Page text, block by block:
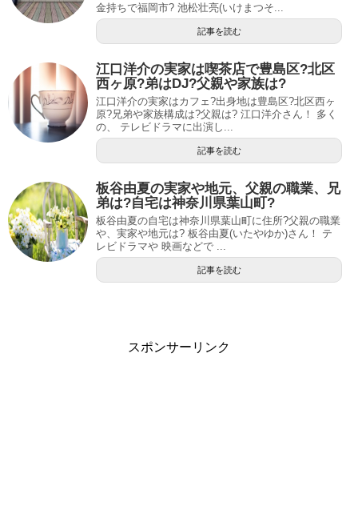
金持ちで福岡市? 池松壮亮(いけまつそ...
記事を読む
江口洋介の実家は喫茶店で豊島区?北区
西ヶ原?弟はDJ?父親や家族は?
江口洋介の実家はカフェ?出身地は豊島区?北区西ヶ
原?兄弟や家族構成は?父親は? 江口洋介さん！ 多く
の、 テレビドラマに出演し...
記事を読む
板谷由夏の実家や地元、父親の職業、兄
弟は?自宅は神奈川県葉山町?
板谷由夏の自宅は神奈川県葉山町に住所?父親の職業
や、実家や地元は? 板谷由夏(いたやゆか)さん！ テ
レビドラマや 映画などで ...
記事を読む
スポンサーリンク